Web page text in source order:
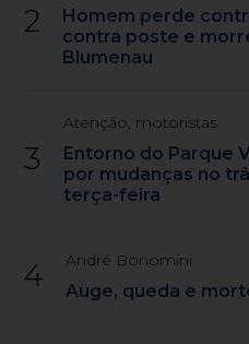
2
Homem perde
contra poste e
Blumenau
3
Atenção, motoristas
Entorno do Parque
por mudanças no
terça-feira
4 André Bonomini
Auge, queda e